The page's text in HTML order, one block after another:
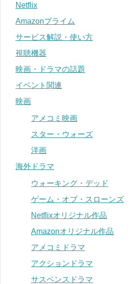
Netflix
Amazonプライム
サービス解説・使い方
視聴機器
映画・ドラマの話題
イベント関連
映画
アメコミ映画
スター・ウォーズ
洋画
海外ドラマ
ウォーキング・デッド
ゲーム・オブ・スローンズ
Netflixオリジナル作品
Amazonオリジナル作品
アメコミドラマ
アクションドラマ
サスペンスドラマ